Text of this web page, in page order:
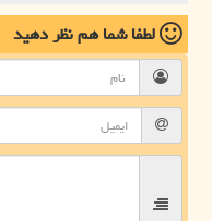
لطفا شما همنظر دهید